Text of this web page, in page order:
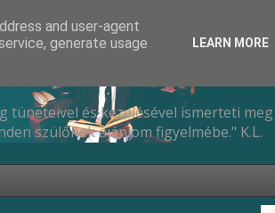
tüneteivel és kezelésével ismerteti meg
szülőnek ajánlom figyelmébe." K.L.
and user-agent
generate usage
LEARN MORE